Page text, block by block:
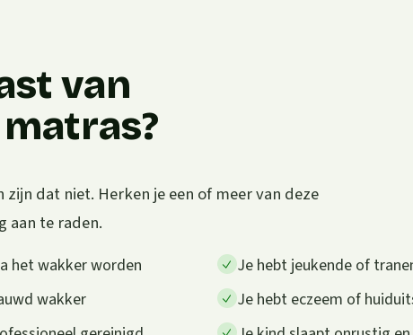
van
dat niet. Herken je een of meer van deze
aan te raden.
het wakker worden
Je hebt jeukende of
wakker
Je hebt eczeem of